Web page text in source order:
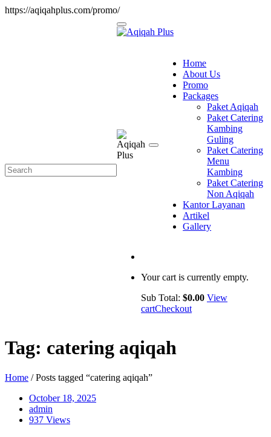
https://aqiqahplus.com/promo/
Home
About Us
Promo
Packages
Paket Aqiqah
Paket Catering
Kambing
Guling
Paket Catering
Menu
Kambing
Paket Catering
Non Aqiqah
Kantor Layanan
Artikel
Gallery
Your cart is currently empty.
Sub Total: $0.00 View
cartCheckout
Tag: catering aqiqah
Home / Posts tagged “catering aqiqah”
October 18, 2025
admin
937 Views